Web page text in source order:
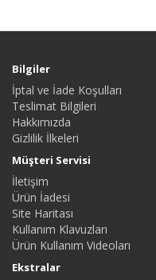
Bilgiler
İptal ve İade Koşulları
Teslimat Bilgileri
Hakkımızda
Gizlilik İlkeleri
Müşteri Servisi
İletişim
Ürün İadesi
Site Haritası
Kullanım Klavuzları
Ürün Kullanım Videoları
Ekstralar